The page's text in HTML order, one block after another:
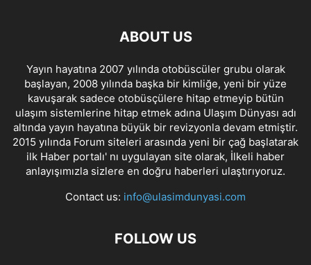
ABOUT US
Yayın hayatına 2007 yılında otobüscüler grubu olarak
başlayan, 2008 yılında başka bir kimliğe, yeni bir yüze
kavuşarak sadece otobüsçülere hitap etmeyip bütün
ulaşım sistemlerine hitap etmek adına Ulaşım Dünyası adı
altında yayın hayatına büyük bir revizyonla devam etmiştir.
2015 yılında Forum siteleri arasında yeni bir çağ başlatarak
ilk Haber portalı' nı uygulayan site olarak, İlkeli haber
anlayışımızla sizlere en doğru haberleri ulaştırıyoruz.
Contact us: info@ulasimdunyasi.com
FOLLOW US